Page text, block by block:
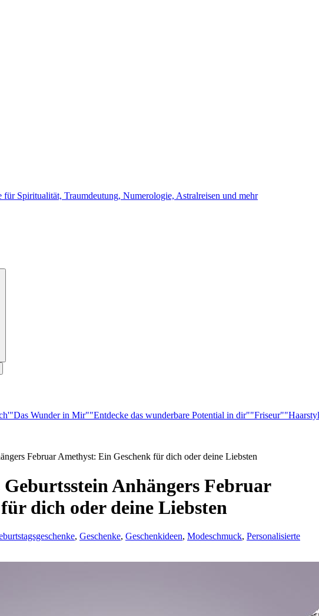
Spiritualität, Traumdeutung, Numerologie, Astralreisen und mehr
"Das Wunder in Mir""Entdecke das wunderbare Potential in dir""Friseur"
Februar Amethyst: Ein Geschenk für dich oder deine Liebsten
Anhängers Februar
dich oder deine Liebsten
, Geschenke, Geschenkideen, Modeschmuck, Personalisierte